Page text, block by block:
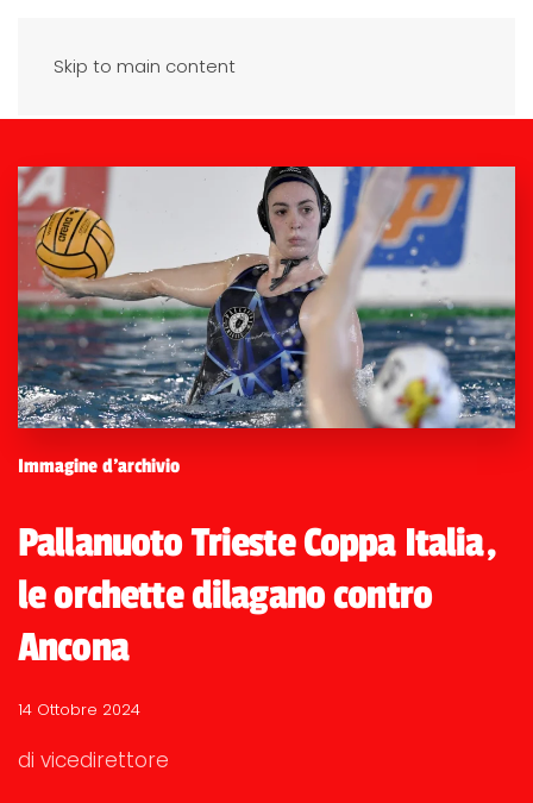
Skip to main content
Immagine d'archivio
Pallanuoto Trieste Coppa Italia,
le orchette dilagano contro
Ancona
14 Ottobre 2024
di vicedirettore